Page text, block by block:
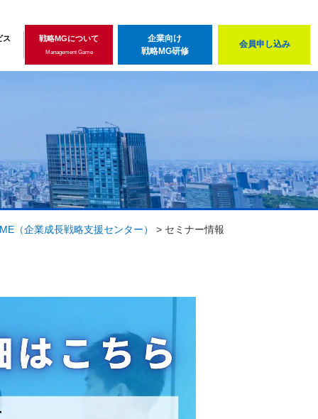
ス 戦略MGについて
Management Game
企業向け
戦略MG研修
会員申し込み
（企業成長戦略支援センター） > セミナー情報